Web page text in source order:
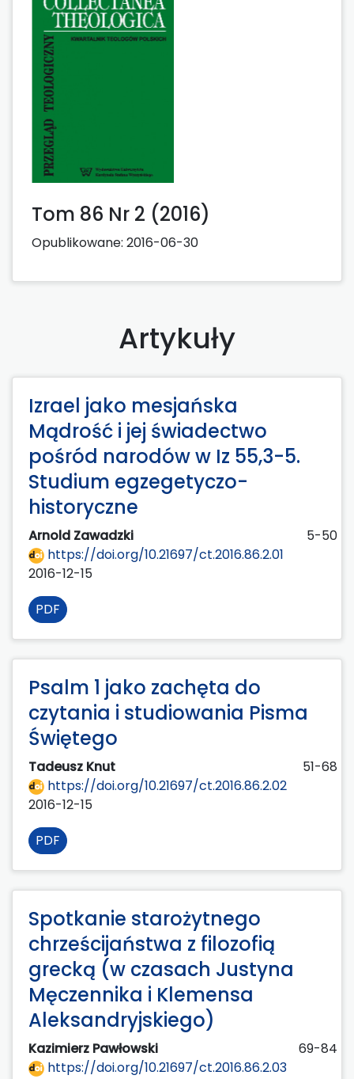
Tom 86 Nr 2 (2016)
Opublikowane: 2016-06-30
Artykuły
Izrael jako mesjańska
Mądrość i jej świadectwo
pośród narodów w Iz 55,3-5.
Studium egzegetyczo-
historyczne
Arnold Zawadzki
5-50
https://doi.org/10.21697/ct.2016.86.2.01
2016-12-15
PDF
Psalm 1 jako zachęta do
czytania i studiowania Pisma
Świętego
Tadeusz Knut
51-68
https://doi.org/10.21697/ct.2016.86.2.02
2016-12-15
PDF
Spotkanie starożytnego
chrześcijaństwa z filozofią
grecką (w czasach Justyna
Męczennika i Klemensa
Aleksandryjskiego)
Kazimierz Pawłowski
69-84
https://doi.org/10.21697/ct.2016.86.2.03